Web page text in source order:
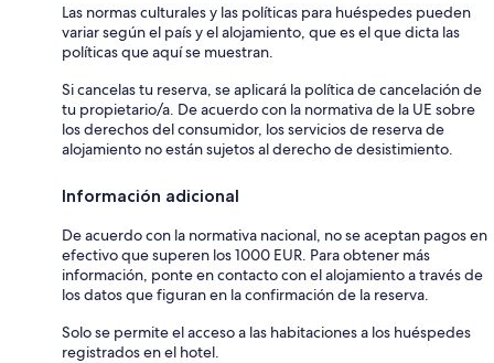
Las normas culturales y las políticas para huéspedes pueden
variar según el país y el alojamiento, que es el que dicta las
políticas que aquí se muestran.
Si cancelas tu reserva, se aplicará la política de cancelación de
tu propietario/a. De acuerdo con la normativa de la UE sobre
los derechos del consumidor, los servicios de reserva de
alojamiento no están sujetos al derecho de desistimiento.
Información adicional
De acuerdo con la normativa nacional, no se aceptan pagos en
efectivo que superen los 1000 EUR. Para obtener más
información, ponte en contacto con el alojamiento a través de
los datos que figuran en la confirmación de la reserva.
Solo se permite el acceso a las habitaciones a los huéspedes
registrados en el hotel.